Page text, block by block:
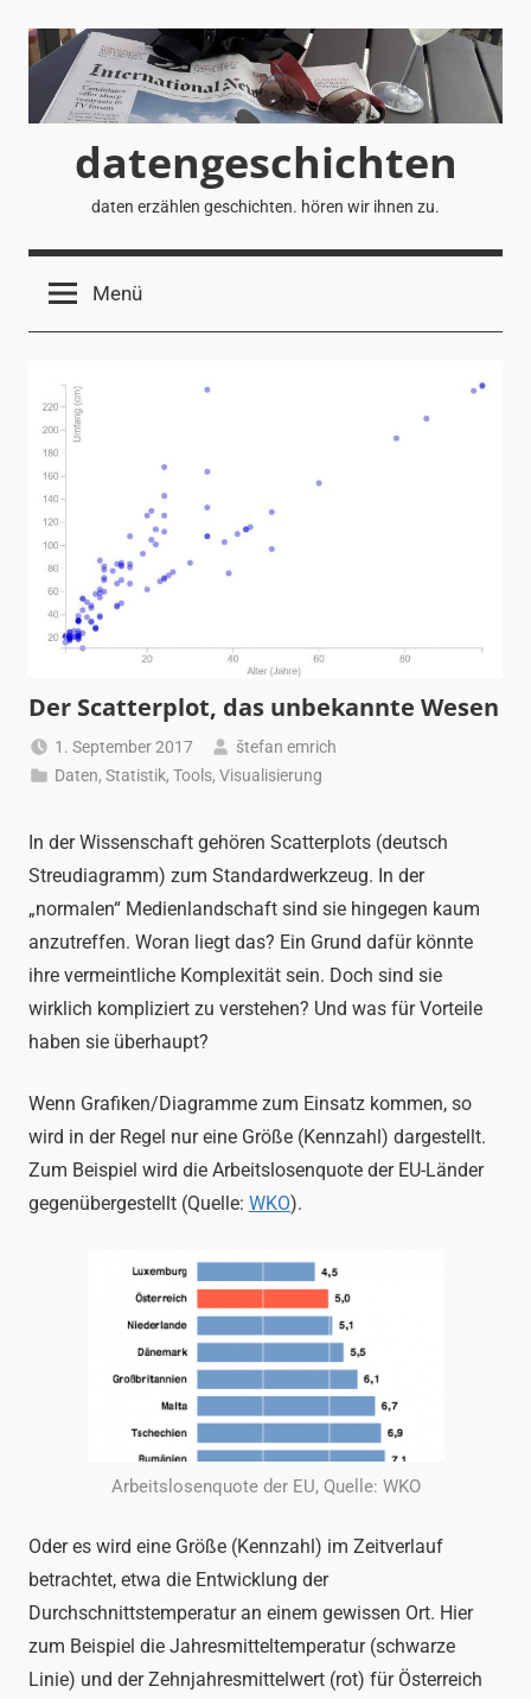
Inhalt
springen
datengeschichten
daten erzählen geschichten. hören wir ihnen zu.
Menü
Der Scatterplot, das unbekannte Wesen
1. September 2017
štefan emrich
Daten,Statistik,Tools,Visualisierung
In der Wissenschaft gehören Scatterplots (deutsch
Streudiagramm) zum Standardwerkzeug. In der
„normalen“ Medienlandschaft sind sie hingegen kaum
anzutreffen. Woran liegt das? Ein Grund dafür könnte
ihre vermeintliche Komplexität sein. Doch sind sie
wirklich kompliziert zu verstehen? Und was für Vorteile
haben sie überhaupt?
Wenn Grafiken/Diagramme zum Einsatz kommen, so
wird in der Regel nur eine Größe (Kennzahl) dargestellt.
Zum Beispiel wird die Arbeitslosenquote der EU-Länder
gegenübergestellt (Quelle: WKO).
Arbeitslosenquote der EU, Quelle: WKO
Oder es wird eine Größe (Kennzahl) im Zeitverlauf
betrachtet, etwa die Entwicklung der
Durchschnittstemperatur an einem gewissen Ort. Hier
zum Beispiel die Jahresmitteltemperatur (schwarze
Linie) und der Zehnjahresmittelwert (rot) für Österreich